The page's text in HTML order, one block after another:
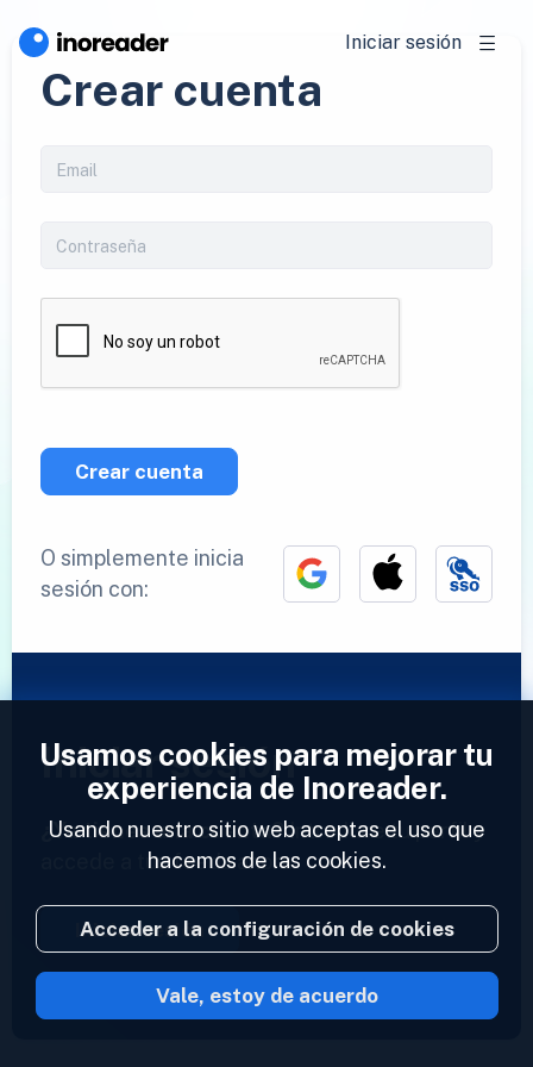
Iniciar sesión
Crear cuenta
Crear cuenta
O simplemente inicia
sesión con:
Iniciar sesión
¿Ya tienes una cuenta?Introduce tu perfil y
accede a tus feeds ahora.
Iniciar sesión
2023 © Inoreader
Usamos cookies para mejorar tu
experiencia de Inoreader.
Usando nuestro sitio web aceptas el uso que
hacemos de las cookies.
Acceder a la configuración de cookies
Vale, estoy de acuerdo